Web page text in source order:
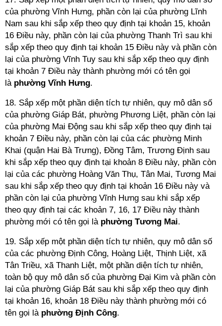
của phường Vĩnh Hưng, phần còn lại của phường Lĩnh
Nam sau khi sắp xếp theo quy định tại khoản 15, khoản
16 Điều này, phần còn lại của phường Thanh Trì sau khi
sắp xếp theo quy định tại khoản 15 Điều này và phần còn
lại của phường Vĩnh Tuy sau khi sắp xếp theo quy định
tại khoản 7 Điều này thành phường mới có tên gọi
là phường Vĩnh Hưng.
18. Sắp xếp một phần diện tích tự nhiên, quy mô dân số
của phường Giáp Bát, phường Phương Liệt, phần còn lại
của phường Mai Động sau khi sắp xếp theo quy định tại
khoản 7 Điều này, phần còn lại của các phường Minh
Khai (quận Hai Bà Trưng), Đồng Tâm, Trương Định sau
khi sắp xếp theo quy định tại khoản 8 Điều này, phần còn
lại của các phường Hoàng Văn Thụ, Tân Mai, Tương Mai
sau khi sắp xếp theo quy định tại khoản 16 Điều này và
phần còn lại của phường Vĩnh Hưng sau khi sắp xếp
theo quy định tại các khoản 7, 16, 17 Điều này thành
phường mới có tên gọi là phường Tương Mai.
19. Sắp xếp một phần diện tích tự nhiên, quy mô dân số
của các phường Định Công, Hoàng Liệt, Thịnh Liệt, xã
Tân Triều, xã Thanh Liệt, một phần diện tích tự nhiên,
toàn bộ quy mô dân số của phường Đại Kim và phần còn
lại của phường Giáp Bát sau khi sắp xếp theo quy định
tại khoản 16, khoản 18 Điều này thành phường mới có
tên gọi là phường Định Công.